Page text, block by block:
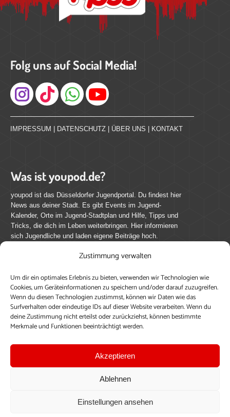
Zustimmung verwalten
Um dir ein optimales Erlebnis zu bieten, verwenden wir Technologien wie
Cookies, um Geräteinformationen zu speichern und/oder darauf zuzugreifen.
Wenn du diesen Technologien zustimmst, können wir Daten wie das
Surfverhalten oder eindeutige IDs auf dieser Website verarbeiten. Wenn du
deine Zustimmung nicht erteilst oder zurückziehst, können bestimmte
Merkmale und Funktionen beeinträchtigt werden.
Akzeptieren
Ablehnen
Einstellungen ansehen
Folg uns auf Social Media!
Instagram
IMPRESSUM DATENSCHUTZ ÜBER UNS KONTAKT
Was ist youpod.de?
youpod ist das Düsseldorfer Jugendportal. Du findest hier
News aus deiner Stadt. Es gibt Events im Jugend-
Kalender, Orte im Jugend-Stadtplan und Hilfe, Tipps und
Tricks, die dich im Leben weiterbringen. Hier informieren
sich Jugendliche und laden eigene Beiträge hoch.
Mach mit bei youpod.de!
youpod.de lebt von Menschen wie dir. Sammel
journalistische Erfahrung, teile deine Perspektive und
veröffentliche deine Beiträge auf youpod.de.Du musst
dich anmelden, um alle Funktionen nutzen zu können, ein
Profil anzulegen, eigene Beiträge hochzuladen und zu
Einloggen